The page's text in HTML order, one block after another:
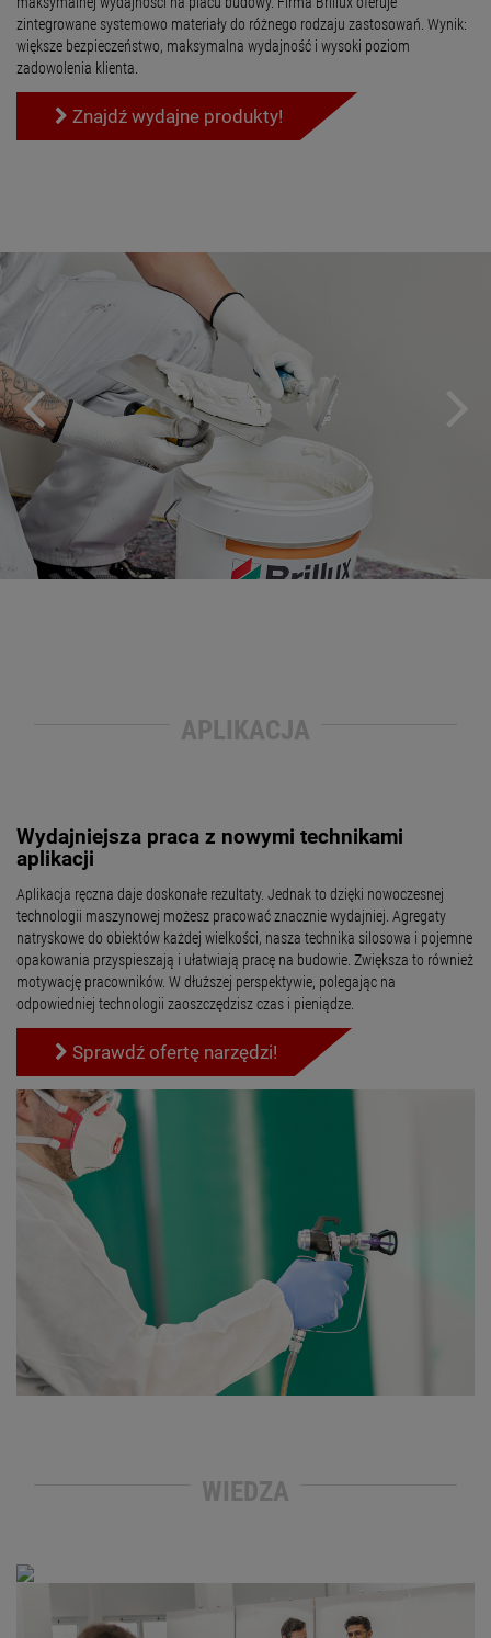
zintegrowane systemowo materiały do różnego rodzaju zastosowań. Wynik:
większe bezpieczeństwo, maksymalna wydajność i wysoki poziom
zadowolenia klienta.
Znajdź wydajne produkty!
APLIKACJA
Wydajniejsza praca z nowymi technikami
aplikacji
Aplikacja ręczna daje doskonałe rezultaty. Jednak to dzięki nowoczesnej
technologii maszynowej możesz pracować znacznie wydajniej. Agregaty
natryskowe do obiektów każdej wielkości, nasza technika silosowa i pojemne
opakowania przyspieszają i ułatwiają pracę na budowie. Zwiększa to również
motywację pracowników. W dłuższej perspektywie, polegając na
odpowiedniej technologii zaoszczędzisz czas i pieniądze.
Sprawdź ofertę narzędzi!
WIEDZA